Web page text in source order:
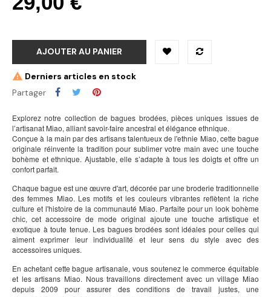
AJOUTER AU PANIER
Derniers articles en stock
Partager
Explorez notre collection de bagues brodées, pièces uniques issues de
l’artisanat Miao, alliant savoir-faire ancestral et élégance ethnique.
Conçue à la main par des artisans talentueux de l'ethnie Miao, cette bague
originale réinvente la tradition pour sublimer votre main avec une touche
bohème et ethnique. Ajustable, elle s’adapte à tous les doigts et offre un
confort parfait.
Chaque bague est une œuvre d'art, décorée par une broderie traditionnelle
des femmes Miao. Les motifs et les couleurs vibrantes reflètent la riche
culture et l'histoire de la communauté Miao. Parfaite pour un look bohème
chic, cet accessoire de mode original ajoute une touche artistique et
exotique à toute tenue. Les bagues brodées sont idéales pour celles qui
aiment exprimer leur individualité et leur sens du style avec des
accessoires uniques.
En achetant cette bague artisanale, vous soutenez le commerce équitable
et les artisans Miao. Nous travaillons directement avec un village Miao
depuis 2009 pour assurer des conditions de travail justes, une